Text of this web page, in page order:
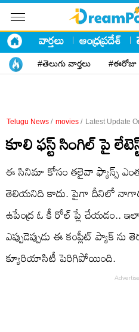
వార్తలు ఆంధ్రప్రదేశ్
#తెలుగు వార్తలు #ఈరోజు
Telugu News / movies / Latest Update
కూలి ఫస్ట్ సింగిల్ పై
ఈ సినిమా కోసం తలైవా ఫ్యాన్స్
తెలియనిది కాదు. పైగా దీనిలో
ఉపేంద్ర ఓ కీ రోల్ ప్లే చేయడం..
ఎప్పుడెప్పుడు ఈ కంప్లీట్ ప్యాక్
క్యూరియాసిటీ పెరిగిపోయింది.